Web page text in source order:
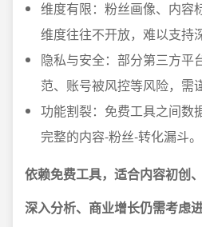
维度有限：粉丝画像、内容
维度往往不开放，难以支持
隐私与安全：部分第三方平
范、账号被风控等风险，需
功能割裂：免费工具之间数
完整的内容-粉丝-转化漏斗。
依赖免费工具，适合内容初创
深入分析、商业增长仍需考虑